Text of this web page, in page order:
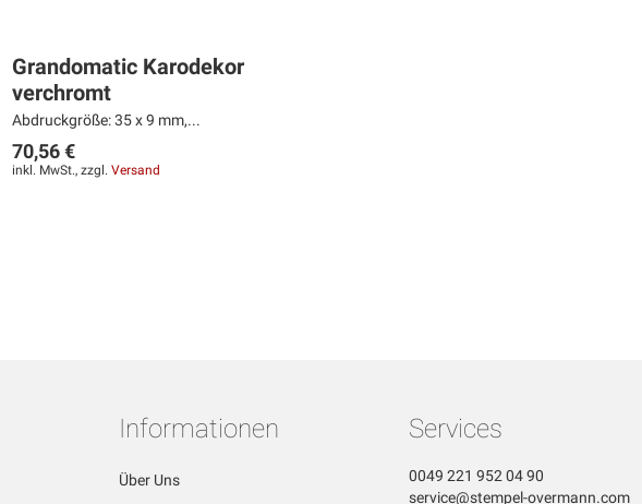
Grandomatic Karodekor
verchromt
Abdruckgröße: 35 x 9 mm,...
70,56 €
inkl. MwSt., zzgl. Versand
Informationen
Über Uns
Services
0049 221 952 04 90
service@stempel-overmann.com